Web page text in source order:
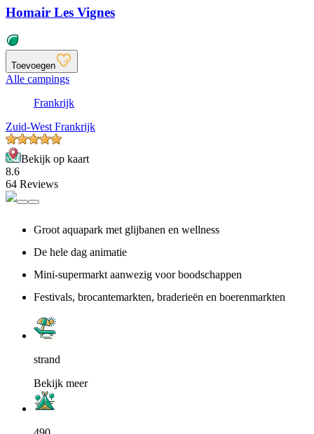
Homair Les Vignes
Toevoegen
Alle campings
Frankrijk
Zuid-West Frankrijk
Bekijk op kaart
8.6
64 Reviews
Groot aquapark met glijbanen en wellness
De hele dag animatie
Mini-supermarkt aanwezig voor boodschappen
Festivals, brocantemarkten, braderieën en boerenmarkten
strand
Bekijk meer